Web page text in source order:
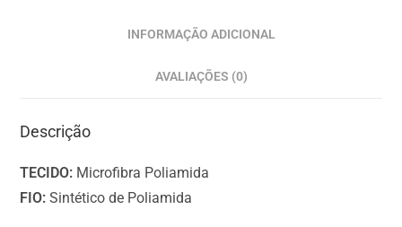
a
INFORMAÇÃO ADICIONAL
AVALIAÇÕES (0)
Descrição
TECIDO: Microfibra Poliamida
FIO: Sintético de Poliamida